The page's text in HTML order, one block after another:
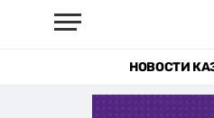
НОВОСТИ